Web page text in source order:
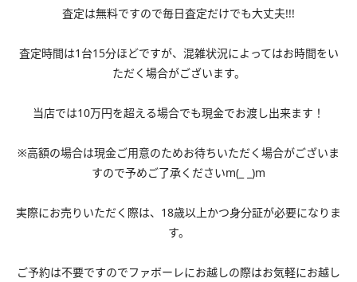
査定は無料ですので毎日査定だけでも大丈夫!!!
査定時間は1台15分ほどですが、混雑状況によってはお時間をい
ただく場合がございます。
当店では10万円を超える場合でも現金でお渡し出来ます！
※高額の場合は現金ご用意のためお待ちいただく場合がございま
すので予めご了承くださいm(_ _)m
実際にお売りいただく際は、18歳以上かつ身分証が必要になりま
す。
ご予約は不要ですのでファボーレにお越しの際はお気軽にお越し